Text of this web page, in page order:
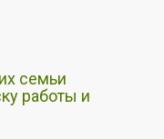
семьи
работы и